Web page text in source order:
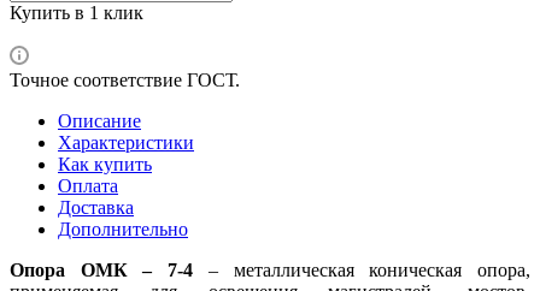
Купить в 1 клик
Точное соответствие ГОСТ.
Описание
Характеристики
Как купить
Оплата
Доставка
Дополнительно
Опора ОМК – 7-4 – металлическая коническая опора,